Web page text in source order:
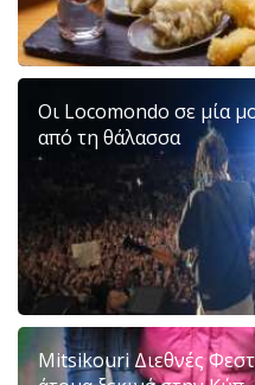
Οι Locomondo σε μία
από τη θάλασσα
Mitsikouri Διεθνές